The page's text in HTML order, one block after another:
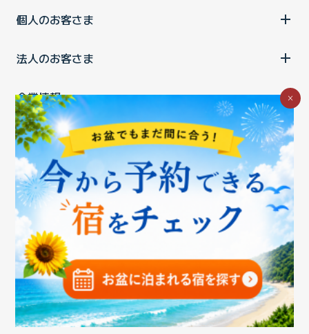
個人のお客さま
法人のお客さま
企業情報
ご利用中の方
お問い合わせ 消費税の表示ウェブアクセシビリティの取り組み
個人情報保護ポリシープライバシーポータルCookieポリシー
特定商取引法に基づく表記
情報セキュリティ基本方針
商標についてBIGLOBEトップ
Copyright ©BIGLOBE Inc.2026.All rights reserved.
×